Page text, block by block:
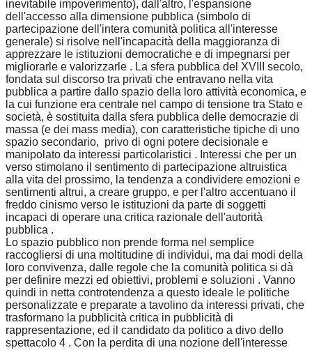
inevitabile impoverimento), dall'altro, l'espansione
dell'accesso alla dimensione pubblica (simbolo di
partecipazione dell'intera comunità politica all'interesse
generale) si risolve nell'incapacità della maggioranza di
apprezzare le istituzioni democratiche e di impegnarsi per
migliorarle e valorizzarle . La sfera pubblica del XVIII secolo,
fondata sul discorso tra privati che entravano nella vita
pubblica a partire dallo spazio della loro attività economica, e
la cui funzione era centrale nel campo di tensione tra Stato e
società, è sostituita dalla sfera pubblica delle democrazie di
massa (e dei mass media), con caratteristiche tipiche di uno
spazio secondario, privo di ogni potere decisionale e
manipolato da interessi particolaristici . Interessi che per un
verso stimolano il sentimento di partecipazione altruistica
alla vita del prossimo, la tendenza a condividere emozioni e
sentimenti altrui, a creare gruppo, e per l'altro accentuano il
freddo cinismo verso le istituzioni da parte di soggetti
incapaci di operare una critica razionale dell'autorità
pubblica .
Lo spazio pubblico non prende forma nel semplice
raccogliersi di una moltitudine di individui, ma dai modi della
loro convivenza, dalle regole che la comunità politica si dà
per definire mezzi ed obiettivi, problemi e soluzioni . Vanno
quindi in netta controtendenza a questo ideale le politiche
personalizzate e preparate a tavolino da interessi privati, che
trasformano la pubblicità critica in pubblicità di
rappresentazione, ed il candidato da politico a divo dello
spettacolo 4 . Con la perdita di una nozione dell'interesse